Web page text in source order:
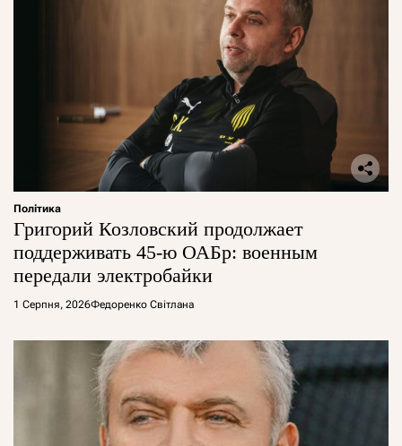
Політика
Григорий Козловский продолжает
поддерживать 45-ю ОАБр: военным
передали электробайки
1 Серпня, 2026Федоренко Світлана